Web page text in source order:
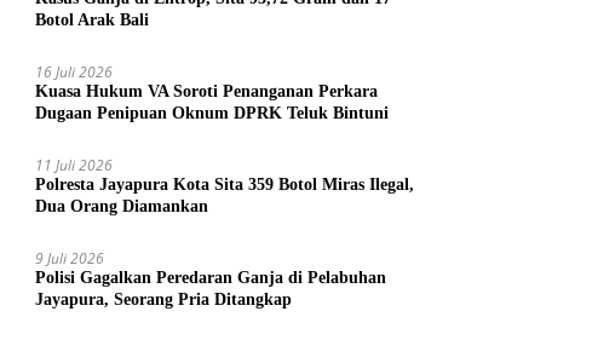
Botol Arak Bali
16 Juli 2026
Kuasa Hukum VA Soroti Penanganan Perkara
Dugaan Penipuan Oknum DPRK Teluk Bintuni
11 Juli 2026
Polresta Jayapura Kota Sita 359 Botol Miras Ilegal,
Dua Orang Diamankan
9 Juli 2026
Polisi Gagalkan Peredaran Ganja di Pelabuhan
Jayapura, Seorang Pria Ditangkap